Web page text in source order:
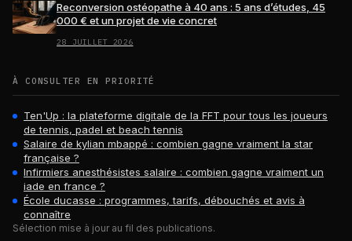
Reconversion ostéopathe à 40 ans : 5 ans d’études, 45
000 € et un projet de vie concret
28 JUILLET 2026
À CONSULTER EN PRIORITÉ
Ten'Up : la plateforme digitale de la FFT pour tous les joueurs
de tennis, padel et beach tennis
Salaire de kylian mbappé : combien gagne vraiment la star
française ?
Infirmiers anesthésistes salaire : combien gagne vraiment un
iade en france ?
École ducasse : programmes, tarifs, débouchés et avis à
connaître
Sélection mise à jour au fil des publications.